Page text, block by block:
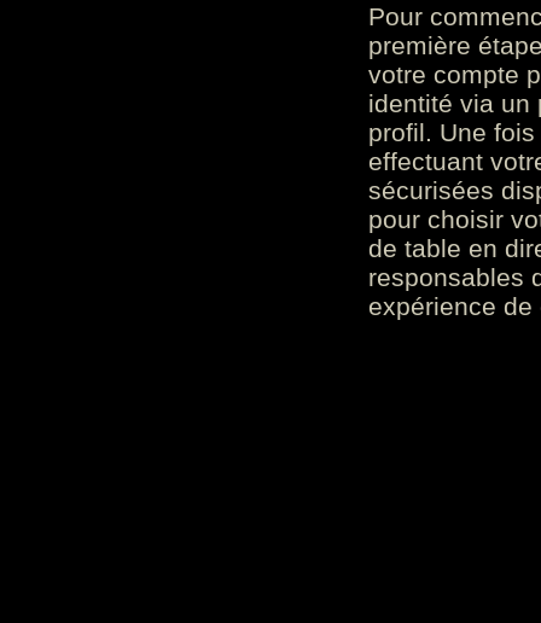
Pour
première
votre compte
identité via un
profil. Une
effectuant
sécurisées
pour choisir
de table en
responsables
expérience